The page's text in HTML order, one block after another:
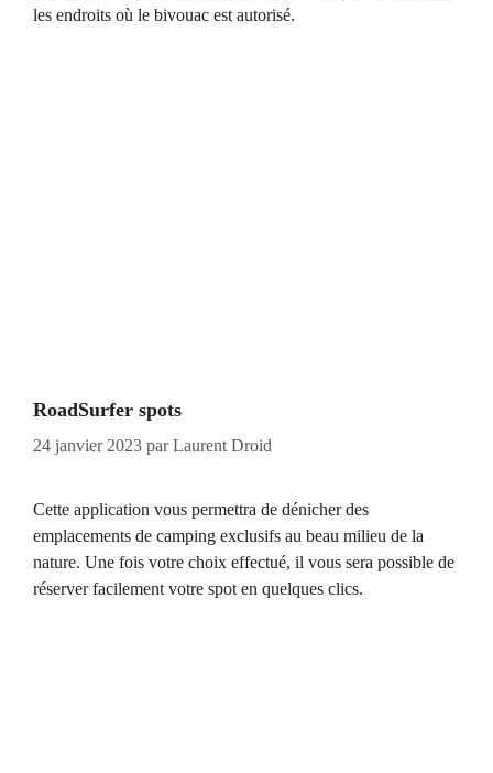
les endroits où le bivouac est autorisé.
RoadSurfer spots
24 janvier 2023 parLaurent Droid
Cette application vous permettra de dénicher des
emplacements de camping exclusifs au beau milieu de la
nature. Une fois votre choix effectué, il vous sera possible de
réserver facilement votre spot en quelques clics.